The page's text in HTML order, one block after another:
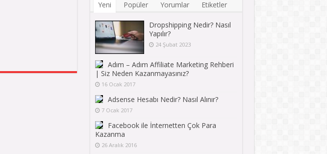
Yeni Popüler Yorumlar Etiketler
Dropshipping Nedir? Nasıl
Yapılır?
24 Şubat 2023
Adım – Adım Affiliate Marketing Rehberi
| Siz Neden Kazanmayasınız?
16 Ocak 2017
Adsense Hesabı Nedir? Nasıl Alınır?
7 Ocak 2017
Facebook ile İnternetten Çok Para
Kazanma
26 Aralık 2016